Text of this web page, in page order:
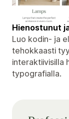
Hienostunut
Luo kodin- ja
tehokkaasti
interaktiivisilla
typografialla.